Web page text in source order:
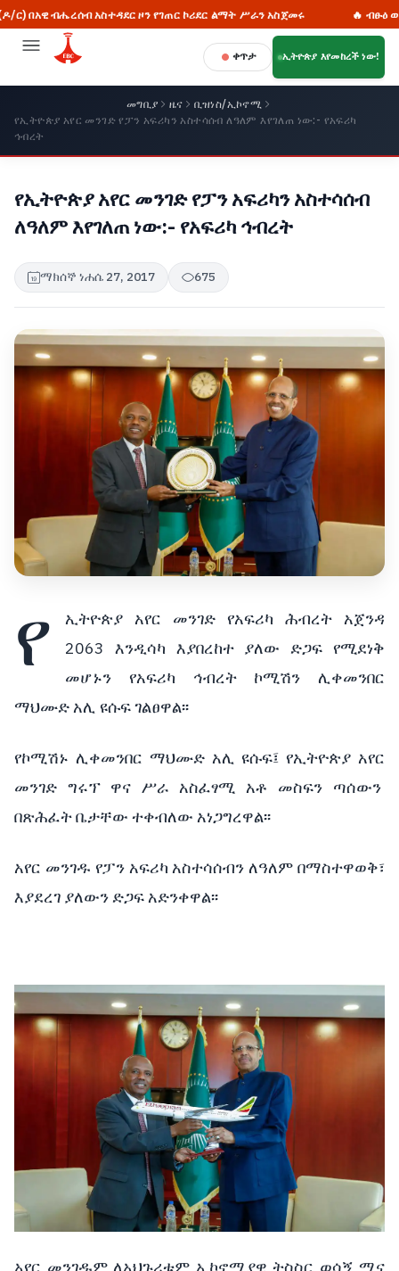
አስተዳደር ዞን የገጠር ኮሪደር ልማት ሥራን አስጀመሩ 🔥 ብፁዕ ወቅዱስ አቡነ
ቀጥታ ኢትዮጵያ እየመከረች ነው!
መግቢያ ዜና
ቢዝነስ/ኢኮኖሚ
የኢትዮጵያ አየር መንገድ የፓን አፍሪካን አስተሳሰብ ለዓለም እየገለጠ ነው:- የአፍሪካ
ኅብረት
የኢትዮጵያ አየር መንገድ የፓን አፍሪካን አስተሳሰብ
ለዓለም እየገለጠ ነው:- የአፍሪካ ኅብረት
ማክሰኞ ነሐሴ 27, 2017 675
የ
ኢትዮጵያ አየር መንገድ የአፍሪካ ሕብረት አጀንዳ
2063 እንዲሳካ እያበረከተ ያለው ድጋፍ የሚደነቅ
መሆኑን የአፍሪካ ኅብረት ኮሚሽን ሊቀመንበር
ማህሙድ አሊ ዩሱፍ ገልፀዋል፡፡
የኮሚሽኑ ሊቀመንበር ማህሙድ አሊ ዩሱፍ፤ የኢትዮጵያ አየር
መንገድ ግሩፕ ዋና ሥራ አስፈፃሚ አቶ መስፍን ጣሰውን
በጽሕፈት ቤታቸው ተቀብለው አነጋግረዋል፡፡
አየር መንገዱ የፓን አፍሪካ አስተሳሰብን ለዓለም በማስተዋወቅ፣
እያደረገ ያለውን ድጋፍ አድንቀዋል፡፡